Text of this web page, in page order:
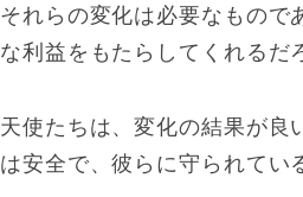
それらの変化は必要なもので
な利益をもたらしてくれるだ
天使たちは、変化の結果が良
は安全で、彼らに守られてい